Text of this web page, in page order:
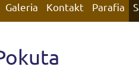
Galeria Kontakt Parafia